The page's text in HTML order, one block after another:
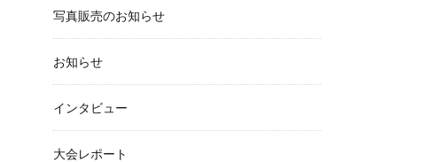
写真販売のお知らせ
お知らせ
インタビュー
大会レポート